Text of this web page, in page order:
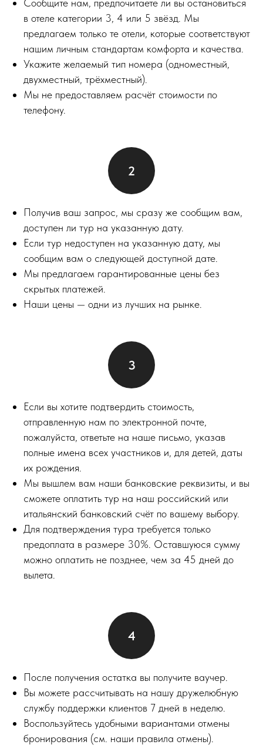
Сообщите нам, предпочитаете ли вы остановиться
в отеле категории 3, 4 или 5 звёзд. Мы
предлагаем только те отели, которые соответствуют
нашим личным стандартам комфорта и качества.
Укажите желаемый тип номера (одноместный,
двухместный, трёхместный).
Мы не предоставляем расчёт стоимости по
телефону.
Получив ваш запрос, мы сразу же сообщим вам,
доступен ли тур на указанную дату.
Если тур недоступен на указанную дату, мы
сообщим вам о следующей доступной дате.
Мы предлагаем гарантированные цены без
скрытых платежей.
Наши цены — одни из лучших на рынке.
Если вы хотите подтвердить стоимость,
отправленную нам по электронной почте,
пожалуйста, ответьте на наше письмо, указав
полные имена всех участников и, для детей, даты
их рождения.
Мы вышлем вам наши банковские реквизиты, и вы
сможете оплатить тур на наш российский или
итальянский банковский счёт по вашему выбору.
Для подтверждения тура требуется только
предоплата в размере 30%. Оставшуюся сумму
можно оплатить не позднее, чем за 45 дней до
вылета.
После получения остатка вы получите ваучер.
Вы можете рассчитывать на нашу дружелюбную
службу поддержки клиентов 7 дней в неделю.
Воспользуйтесь удобными вариантами отмены
бронирования (см. наши правила отмены).